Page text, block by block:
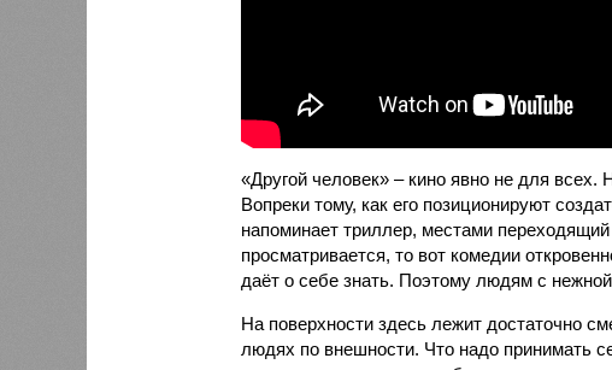
«Другой человек» – кино явно не для
Вопреки тому, как его позиционируют
напоминает триллер, местами
просматривается, то вот комедии
даёт о себе знать. Поэтому людям с
На поверхности здесь лежит достаточно
людях по внешности. Что надо принимать